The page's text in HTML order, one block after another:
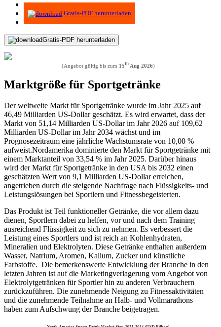
Infografiken
Gratis-PDF herunterladen
Gratis-PDF herunterladen
(Angebot gültig bis zum 15thAug 2026)
Marktgröße für Sportgetränke
Der weltweite Markt für Sportgetränke wurde im Jahr 2025 auf
46,49 Milliarden US-Dollar geschätzt. Es wird erwartet, dass der
Markt von 51,14 Milliarden US-Dollar im Jahr 2026 auf 109,62
Milliarden US-Dollar im Jahr 2034 wächst und im
Prognosezeitraum eine jährliche Wachstumsrate von 10,00 %
aufweist.Nordamerika dominierte den Markt für Sportgetränke mit
einem Marktanteil von 33,54 % im Jahr 2025. Darüber hinaus
wird der Markt für Sportgetränke in den USA bis 2032 einen
geschätzten Wert von 9,1 Milliarden US-Dollar erreichen,
angetrieben durch die steigende Nachfrage nach Flüssigkeits- und
Leistungslösungen bei Sportlern und Fitnessbegeisterten.
Das Produkt ist Teil funktioneller Getränke, die vor allem dazu
dienen, Sportlern dabei zu helfen, vor und nach dem Training
ausreichend Flüssigkeit zu sich zu nehmen. Es verbessert die
Leistung eines Sportlers und ist reich an Kohlenhydraten,
Mineralien und Elektrolyten. Diese Getränke enthalten außerdem
Wasser, Natrium, Aromen, Kalium, Zucker und künstliche
Farbstoffe. Die bemerkenswerte Entwicklung der Branche in den
letzten Jahren ist auf die Marketingverlagerung vom Angebot von
Elektrolytgetränken für Sportler hin zu anderen Verbrauchern
zurückzuführen. Die zunehmende Neigung zu Fitnessaktivitäten
und die zunehmende Teilnahme an Halb- und Vollmarathons
haben zum Aufschwung der Branche beigetragen.